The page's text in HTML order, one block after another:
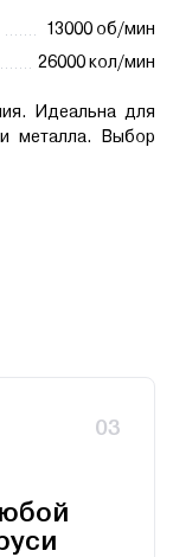
13000 об/мин
26000 кол/мин
Идеальна для
металла. Выбор
03